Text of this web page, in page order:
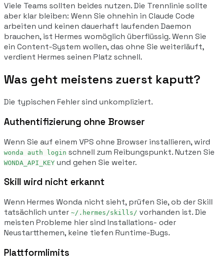
Viele Teams sollten beides nutzen. Die Trennlinie sollte
aber klar bleiben: Wenn Sie ohnehin in Claude Code
arbeiten und keinen dauerhaft laufenden Daemon
brauchen, ist Hermes womöglich überflüssig. Wenn Sie
ein Content-System wollen, das ohne Sie weiterläuft,
verdient Hermes seinen Platz schnell.
Was geht meistens zuerst kaputt?
Die typischen Fehler sind unkompliziert.
Authentifizierung ohne Browser
Wenn Sie auf einem VPS ohne Browser installieren, wird
wonda auth login schnell zum Reibungspunkt. Nutzen Sie
WONDA_API_KEY und gehen Sie weiter.
Skill wird nicht erkannt
Wenn Hermes Wonda nicht sieht, prüfen Sie, ob der Skill
tatsächlich unter ~/.hermes/skills/ vorhanden ist. Die
meisten Probleme hier sind Installations- oder
Neustartthemen, keine tiefen Runtime-Bugs.
Plattformlimits